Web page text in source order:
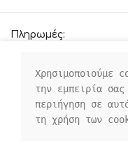
Πληρωμές:
Οι κοινωνικοί μας
Χρησιμοποιούμε
την εμπειρία
περιήγηση σε
τη χρήση των